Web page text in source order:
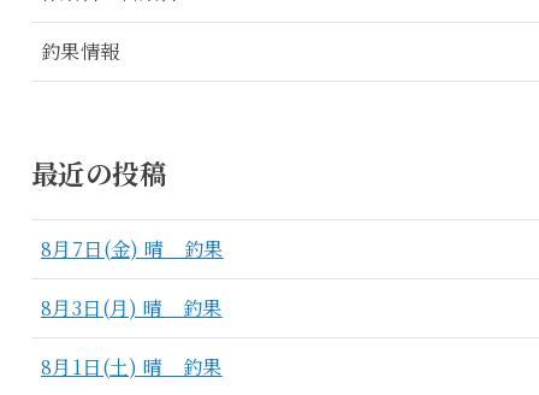
釣果情報
最近の投稿
8月7日(金) 晴 釣果
8月3日(月) 晴 釣果
8月1日(土) 晴 釣果